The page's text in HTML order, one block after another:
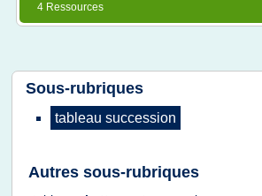
4 Ressources
Sous-rubriques
tableau succession
Autres sous-rubriques